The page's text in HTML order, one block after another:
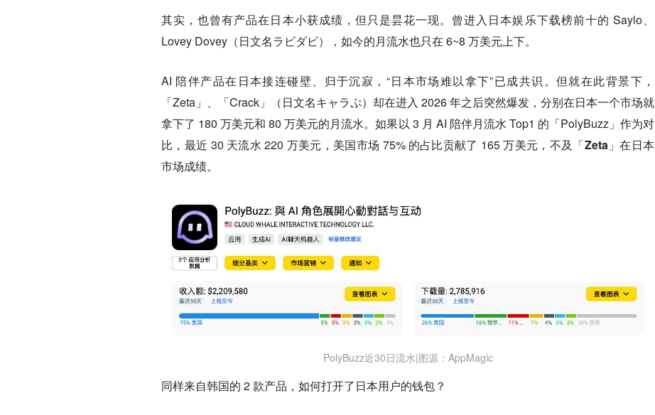
其实，也曾有产品在日本小获成绩，但只是昙花一现。曾进入日本娱乐下载榜前十的 Saylo、
Lovey Dovey（日文名ラビダビ），如今的月流水也只在 6~8 万美元上下。
AI 陪伴产品在日本接连碰壁、归于沉寂，“日本市场难以拿下”已成共识。但就在此背景下，
「Zeta」、「Crack」（日文名キャラぷ）却在进入 2026 年之后突然爆发，分别在日本一个市场就
拿下了 180 万美元和 80 万美元的月流水。如果以 3 月 AI 陪伴月流水 Top1 的「PolyBuzz」作为对
比，最近 30 天流水 220 万美元，美国市场 75% 的占比贡献了 165 万美元， 不及「Zeta」在日本
市场成绩。
PolyBuzz近30日流水|图源：AppMagic
同样来自韩国的 2 款产品，如何打开了日本用户的钱包？